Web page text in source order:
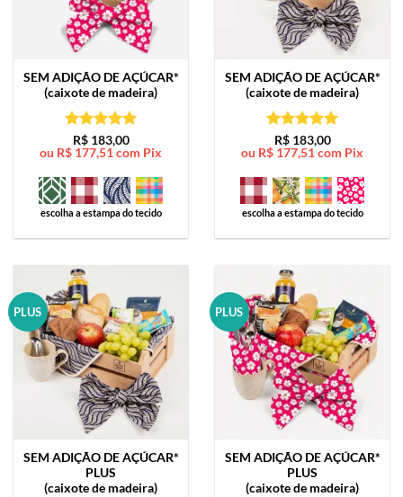
SEM ADIÇÃO DE AÇÚCAR*
(caixote de madeira)
Avaliação5
de 5
R$183,00
ou R$ 177,51com Pix
escolha a estampa do tecido
SEM ADIÇÃO DE AÇÚCAR*
(caixote de madeira)
Avaliação5
de 5
R$183,00
ou R$ 177,51com Pix
escolha a estampa do tecido
PLUS
SEM ADIÇÃO DE AÇÚCAR*
PLUS
(caixote de madeira)
PLUS
SEM ADIÇÃO DE AÇÚCAR*
PLUS
(caixote de madeira)